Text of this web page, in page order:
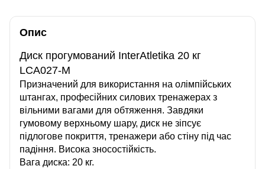
Опис
Диск прогумований InterAtletika 20 кг
LCA027-M
Призначений для використання на олімпійських
штангах, професійних силових тренажерах з
вільними вагами для обтяження. Завдяки
гумовому верхньому шару, диск не зіпсує
підлогове покриття, тренажери або стіну під час
падіння. Висока зносостійкість.
Вага диска: 20 кг.